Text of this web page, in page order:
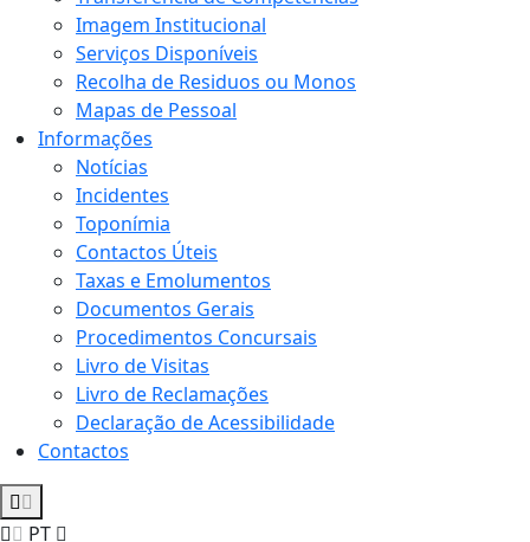
Imagem Institucional
Serviços Disponíveis
Recolha de Residuos ou Monos
Mapas de Pessoal
Informações
Notícias
Incidentes
Toponímia
Contactos Úteis
Taxas e Emolumentos
Documentos Gerais
Procedimentos Concursais
Livro de Visitas
Livro de Reclamações
Declaração de Acessibilidade
Contactos
PT